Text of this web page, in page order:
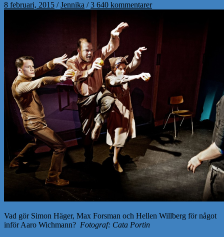
8 februari, 2015 /Jennika /3 640 kommentarer
Vad gör Simon Häger, Max Forsman och Hellen Willberg för något
inför Aaro Wichmann? Fotograf: Cata Portin